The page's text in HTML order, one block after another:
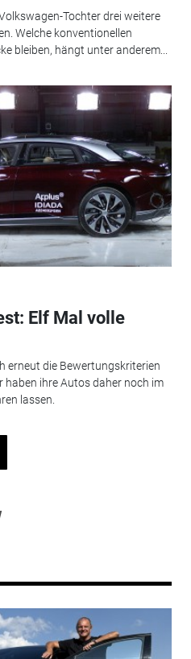
Tochter drei weitere
Welche konventionellen
bleiben, hängt unter anderem...
Elf Mal volle
erneut die Bewertungskriterien
haben ihre Autos daher noch im
lassen.